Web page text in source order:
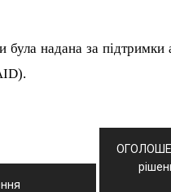
була надана за